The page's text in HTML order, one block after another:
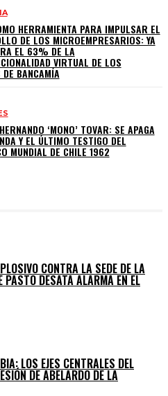
HERRAMIENTA PARA IMPULSAR EL
DE LOS MICROEMPRESARIOS: YA
EL 63% DE LA
VIRTUAL DE LOS
DE BANCAMÍA
‘MONO’ TOVAR: SE APAGA
Y EL ÚLTIMO TESTIGO DEL
MUNDIAL DE CHILE 1962
CONTRA LA SEDE DE LA
DESATA ALARMA EN EL
LOS EJES CENTRALES DEL
DE ABELARDO DE LA